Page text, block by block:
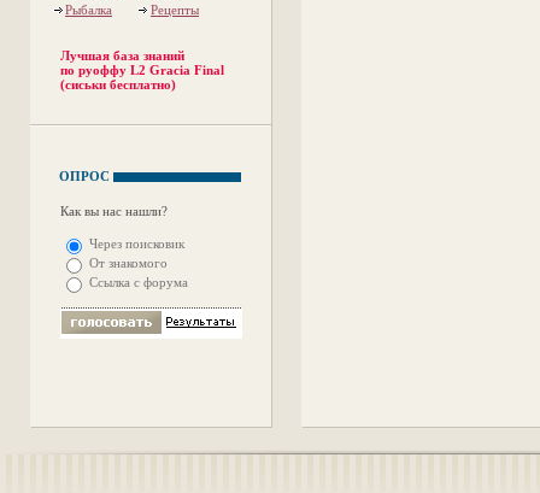
Рыбалка
Рецепты
Лучшая база знаний
по руоффу L2 Gracia Final
(сиськи бесплатно)
ОПРОС
Как вы нас нашли?
Через поисковик
От знакомого
Ссылка с форума